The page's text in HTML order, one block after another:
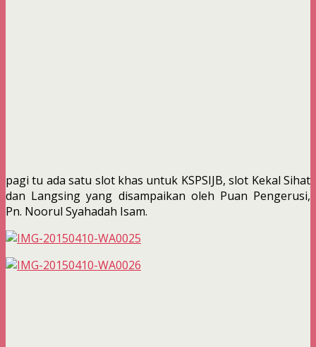
pagi tu ada satu slot khas untuk KSPSIJB, slot Kekal Sihat
dan Langsing yang disampaikan oleh Puan Pengerusi,
Pn. Noorul Syahadah Isam.